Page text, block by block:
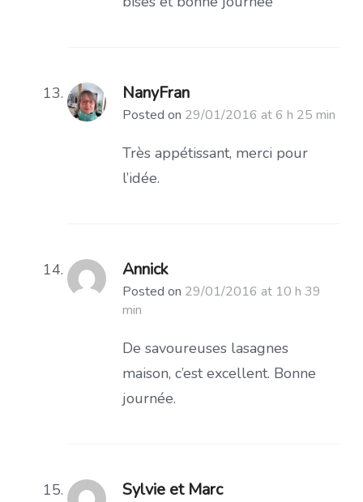
NanyFran
Posted on 29/01/2016 at 6 h 25 min
Très appétissant, merci pour
l’idée.
Annick
Posted on 29/01/2016 at 10 h 39
min
De savoureuses lasagnes
maison, c’est excellent. Bonne
journée.
Sylvie et Marc